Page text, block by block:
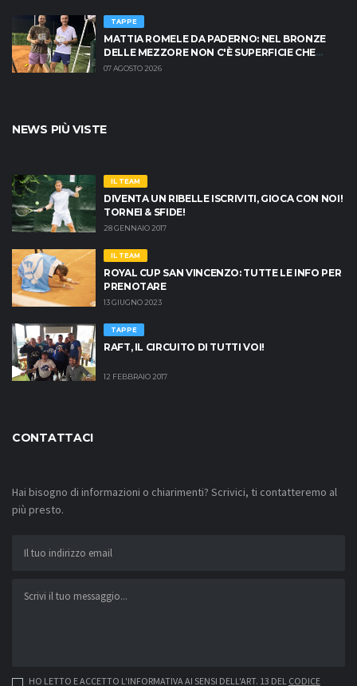
TAPPE
MATTIA ROMELE DA PADERNO: NEL BRONZE
DELLE MEZZORE NON C'È SUPERFICIE CHE
TENGA
07 AGOSTO 2026
NEWS PIÙ VISTE
IL TEAM
DIVENTA UN RIBELLE ISCRIVITI, GIOCA CON NOI!
TORNEI & SFIDE!
28 GENNAIO 2017
IL TEAM
ROYAL CUP SAN VINCENZO: TUTTE LE INFO PER
PRENOTARE
13 GIUGNO 2023
TAPPE
RAFT, IL CIRCUITO DI TUTTI VOI!
12 FEBBRAIO 2017
CONTATTACI
Hai bisogno di informazioni o chiarimenti? Scrivici, ti contatteremo al
più presto.
HO LETTO E ACCETTO L'INFORMATIVA AI SENSI DELL'ART. 13 DEL CODICE